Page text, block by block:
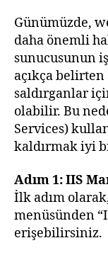
Günümüzde,
daha önemli
sunucusunun
açıkça belirten
saldırganlar
olabilir. Bu
Services)
kaldırmak iyi
Adım 1: IIS
İlk adım
menüsünden
erişebilirsiniz.